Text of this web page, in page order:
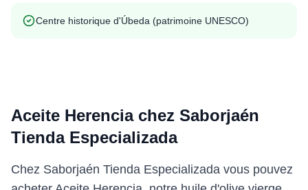
Centre historique d'Úbeda (patrimoine UNESCO)
Aceite Herencia chez Saborjaén
Tienda Especializada
Chez Saborjaén Tienda Especializada vous pouvez